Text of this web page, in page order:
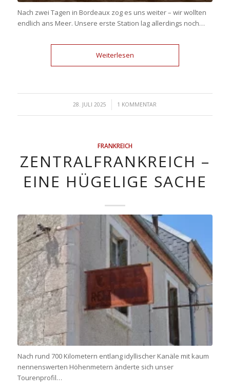
Nach zwei Tagen in Bordeaux zog es uns weiter – wir wollten
endlich ans Meer. Unsere erste Station lag allerdings noch…
Weiterlesen
28. JULI 2025
/ 1 KOMMENTAR
FRANKREICH
ZENTRALFRANKREICH –
EINE HÜGELIGE SACHE
Nach rund 700 Kilometern entlang idyllischer Kanäle mit kaum
nennenswerten Höhenmetern änderte sich unser
Tourenprofil…